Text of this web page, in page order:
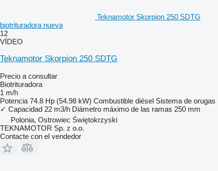
Teknamotor Skorpion 250 SDTG
biotrituradora nueva
12
VÍDEO
Teknamotor Skorpion 250 SDTG
Precio a consultar
Biotrituradora
1 m/h
Potencia 74.8 Hp (54.98 kW) Combustible diésel Sistema de orugas
✓ Capacidad 22 m3/h Diámetro máximo de las ramas 250 mm
Polonia, Ostrowiec Świętokrzyski
TEKNAMOTOR Sp. z o.o.
Contacte con el vendedor